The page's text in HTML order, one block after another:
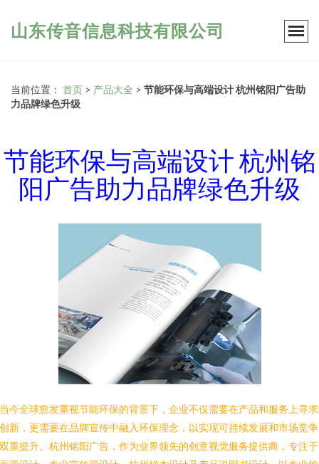
山东传音信息科技有限公司
当前位置： 首页 > 产品大全 > 节能环保与高端设计 杭州铭阳广告助
力品牌绿色升级
节能环保与高端设计 杭州铭
阳广告助力品牌绿色升级
今全球愈发重视节能环保的背景下，企业不仅需要在产品和服务上寻
新，更需要在品牌宣传中融入环保理念，以实现可持续发展和市场竞
重提升。杭州铭阳广告，作为业界领先的创意视觉服务提供商，专注